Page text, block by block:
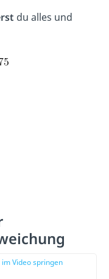
du alles und
Video springen